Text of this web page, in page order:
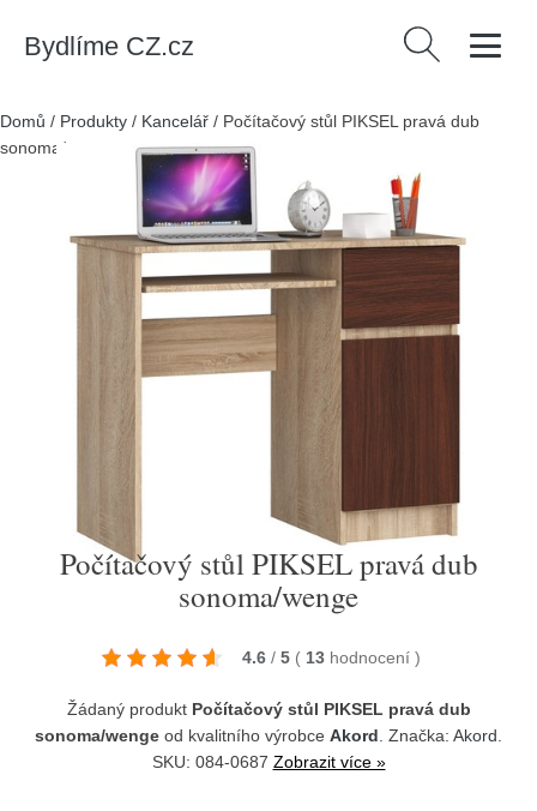
Bydlíme CZ.cz Vyhledávání
Domů / Produkty / Kancelář / Počítačový stůl PIKSEL pravá dub
sonoma/wenge
Počítačový stůl PIKSEL pravá dub
sonoma/wenge
4.6 / 5 ( 13 hodnocení )
Žádaný produkt Počítačový stůl PIKSEL pravá dub
sonoma/wenge od kvalitního výrobce Akord . Značka: Akord
SKU: 084-0687 Zobrazit více »